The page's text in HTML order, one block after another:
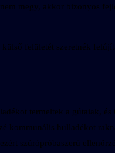
megy, akkor bizonyos
felületét szeretnék
termeltek a gútaiak, és
kommunális hulladékot
szúrópróbaszerű